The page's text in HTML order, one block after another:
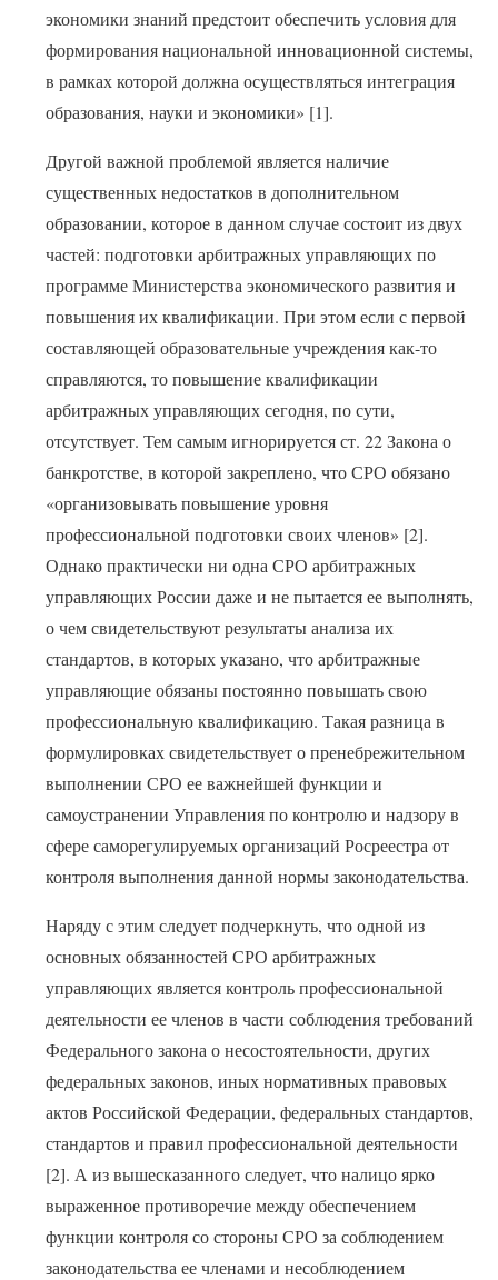
экономики знаний предстоит обеспечить условия для
формирования национальной инновационной системы,
в рамках которой должна осуществляться интеграция
образования, науки и экономики» [1].
Другой важной проблемой является наличие
существенных недостатков в дополнительном
образовании, которое в данном случае состоит из двух
частей: подготовки арбитражных управляющих по
программе Министерства экономического развития и
повышения их квалификации. При этом если с первой
составляющей образовательные учреждения как-то
справляются, то повышение квалификации
арбитражных управляющих сегодня, по сути,
отсутствует. Тем самым игнорируется ст. 22 Закона о
банкротстве, в которой закреплено, что СРО обязано
«организовывать повышение уровня
профессиональной подготовки своих членов» [2].
Однако практически ни одна СРО арбитражных
управляющих России даже и не пытается ее выполнять,
о чем свидетельствуют результаты анализа их
стандартов, в которых указано, что арбитражные
управляющие обязаны постоянно повышать свою
профессиональную квалификацию. Такая разница в
формулировках свидетельствует о пренебрежительном
выполнении СРО ее важнейшей функции и
самоустранении Управления по контролю и надзору в
сфере саморегулируемых организаций Росреестра от
контроля выполнения данной нормы законодательства.
Наряду с этим следует подчеркнуть, что одной из
основных обязанностей СРО арбитражных
управляющих является контроль профессиональной
деятельности ее членов в части соблюдения требований
Федерального закона о несостоятельности, других
федеральных законов, иных нормативных правовых
актов Российской Федерации, федеральных стандартов,
стандартов и правил профессиональной деятельности
[2]. А из вышесказанного следует, что налицо ярко
выраженное противоречие между обеспечением
функции контроля со стороны СРО за соблюдением
законодательства ее членами и несоблюдением